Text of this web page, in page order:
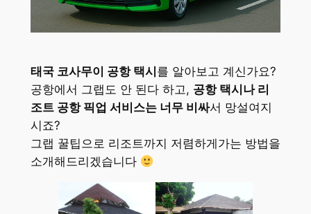
태국 코사무이 공항 택시 를 알아보고 계신가요?
공항에서 그랩도 안 된다 하고, 공항 택시나 리
조트 공항 픽업 서비스는 너무 비싸서 망설여지
시죠?
그랩 꿀팁으로 리조트까지 저렴하게가는 방법을
소개해드리겠습니다